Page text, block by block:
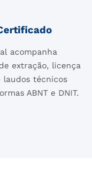
acompanha
extração, licença
laudos técnicos
ABNT e DNIT.